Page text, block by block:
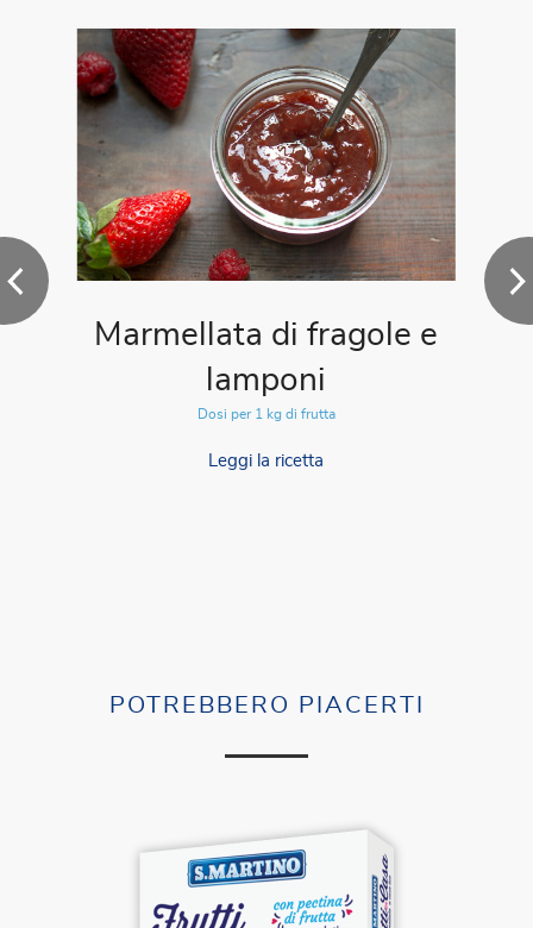
Marmellata di fragole e
lamponi
Dosi per 1 kg di frutta
Leggi la ricetta
POTREBBERO PIACERTI